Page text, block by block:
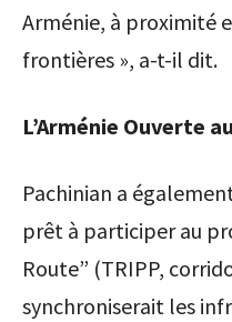
Arménie, à proximité
frontières », a-t-il dit.
L’Arménie Ouverte
Pachinian a
prêt à participer au
Route” (TRIPP,
synchroniserait les